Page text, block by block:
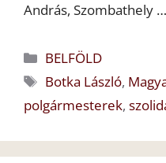
András, Szombathely …
Kategória
BELFÖLD
Címkék
Botka László,
polgármesterek,